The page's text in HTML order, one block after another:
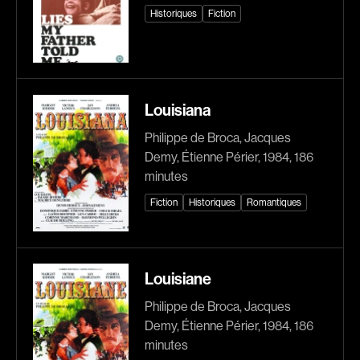
Arson Ann
Asselin Olivier
Asselin Jean-François
Aubert Robin
Aubry François
Aurtenèche Albéric
Ayotte Zachary
Azzopardi Mario
Baillargeon Paule
Baldi Gian Vittorio
Barabé Charles
Barbancourt Marie Ange
Barbeau Paul
Barbeau-Lavalette Anaïs
Baric Nancy
Barichello Rudy
Baril Céline
Barilliet France
Barnaby Jeff
Barrilliet Fabrice
Baruchel Jay
Barzman Paolo
Bastien Pierre
Historiques Fiction
Louisiana
Philippe de Broca, Jacques
Demy, Étienne Périer, 1984, 186
minutes
Fiction Historiques Romantiques
Louisiane
Philippe de Broca, Jacques
Demy, Étienne Périer, 1984, 186
minutes